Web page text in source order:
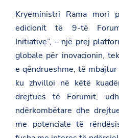
Kryeministri Rama mori
edicionit të 9-të
Initiative”, – një prej
globale për inovacionin,
e qëndrueshme, të
ku zhvilloi në këtë
drejtues të Forumit,
ndërkombëtare dhe
me potenciale të